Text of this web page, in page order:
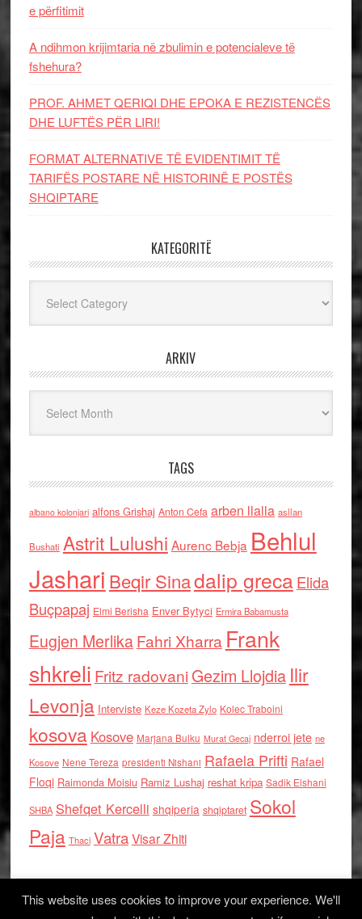
e përfitimit
A ndihmon krijimtaria në zbulimin e potencialeve të
fshehura?
PROF. AHMET QERIQI DHE EPOKA E REZISTENCЁS
DHE LUFTЁS PЁR LIRI!
FORMAT ALTERNATIVE TË EVIDENTIMIT TË
TARIFËS POSTARE NË HISTORINË E POSTËS
SHQIPTARE
KATEGORITË
ARKIV
TAGS
albano kolonjari alfons Grishaj Anton Cefa arben llalla asllan
Bushati Astrit Lulushi Aurenc Bebja Behlul
Jashari Beqir Sinadalip grecaElida
Buçpapaj Elmi Berisha Enver Bytyci Ermira Babamusta
Eugjen MerlikaFahri Xharra Frank
shkreli Fritz radovaniGezim Llojdia Ilir
Levonja Interviste Keze Kozeta Zylo Kolec Traboini
kosova Kosove Marjana Bulku Murat Gecaj nderroi jete ne
Kosove Nene Tereza presidenti Nishani Rafaela Prifti Rafael
Floqi Raimonda Moisiu Ramiz Lushaj reshat kripa Sadik Elshani
SHBA Shefqet Kercelli shqiperia shqiptaret Sokol
Paja Thaci VatraVisar Zhiti
This website uses cookies to improve your experience. We'll